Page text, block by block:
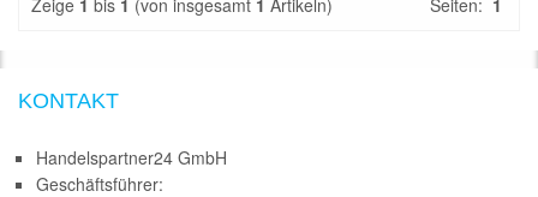
Zeige 1 bis 1 (von insgesamt 1 Artikeln) Seiten: 1
KONTAKT
Handelspartner24 GmbH
Geschäftsführer: